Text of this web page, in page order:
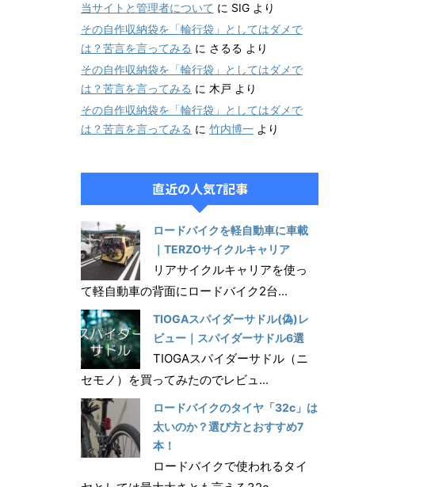
当サイトと管理者について に SIG より
その自作収納袋を「輪行袋」としてはダメで
は？苦言を言ってみる に さるる より
その自作収納袋を「輪行袋」としてはダメで
は？苦言を言ってみる に 木戸 より
その自作収納袋を「輪行袋」としてはダメで
は？苦言を言ってみる に 竹内博一 より
直近の人気7記事
ロードバイクを軽自動車に車載
｜TERZOサイクルキャリア
リアサイクルキャリアを使っ
て軽自動車の背面にロードバイク2台...
TIOGAスパイダーサドル(偽)レ
ビュー｜スパイダーサドル6選
TIOGAスパイダーサドル（ニ
セモノ）を買ってみたのでレビュ...
ロードバイクのタイヤ「32c」は
太いのか？選び方とおすすめ7
本！
ロードバイクで使われるタイ